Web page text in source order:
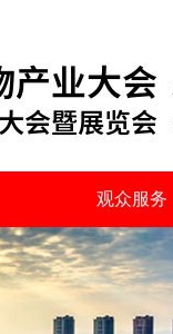
观众服务